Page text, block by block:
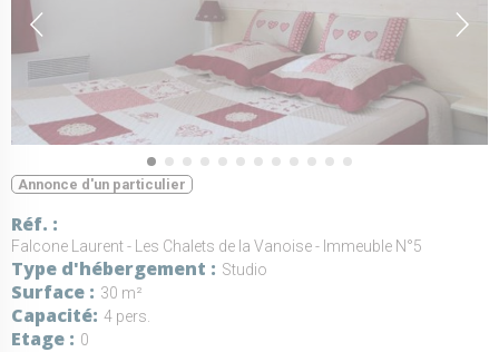
Annonce d'un particulier
Réf.
Falcone Laurent - Les Chalets de la Vanoise - Immeuble N°5
Type d'hébergement Studio
Surface 30 m²
Capacité 4 pers.
Etage 0